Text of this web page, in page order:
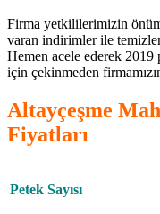
Firma yetkililerimizin
varan indirimler ile
Hemen acele ederek 2019
için çekinmeden
Altayçeşme
Fiyatları
Petek Sayısı